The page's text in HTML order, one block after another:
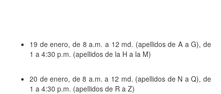
19 de enero, de 8 a.m. a 12 md. (apellidos de A a G), de
1 a 4:30 p.m. (apellidos de la H a la M)
20 de enero, de 8 a.m. a 12 md. (apellidos de N a Q), de
1 a 4:30 p.m. (apellidos de R a Z)